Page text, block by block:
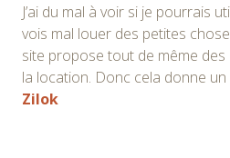
J’ai du mal à voir si je pourrais
vois mal louer des petites
site propose tout de même
la location. Donc cela donne
Zilok